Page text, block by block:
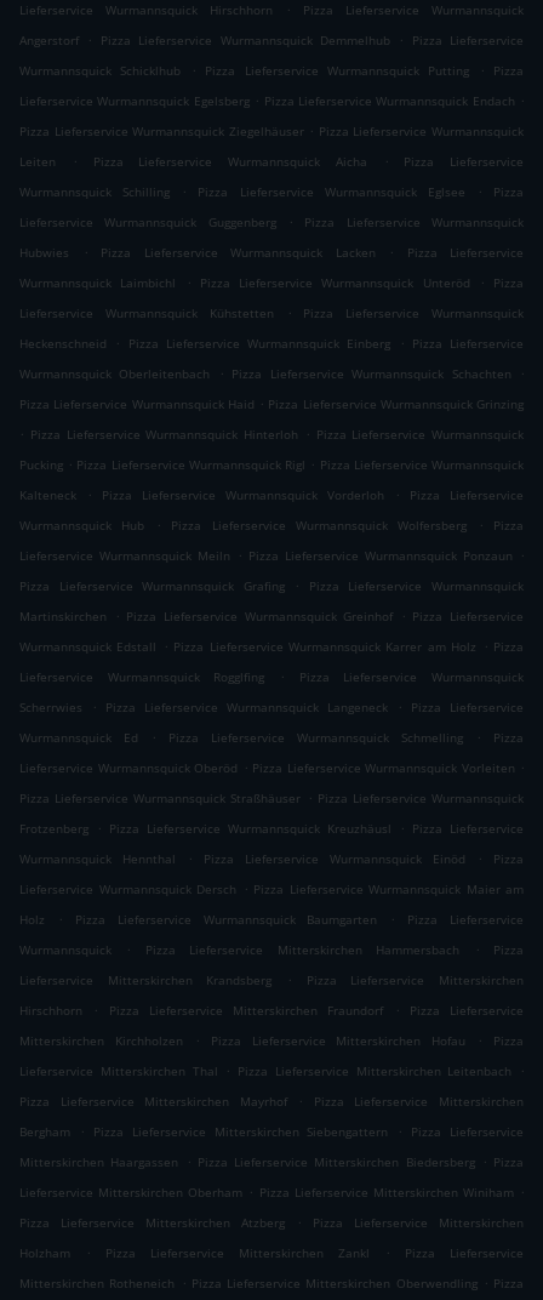
Lieferservice Wurmannsquick Hirschhorn .
Pizza Lieferservice Wurmannsquick
Angerstorf
. Pizza Lieferservice Wurmannsquick Demmelhub .
Pizza Lieferservice
Wurmannsquick Schicklhub
. Pizza Lieferservice Wurmannsquick Putting .
Pizza
Lieferservice Wurmannsquick Egelsberg . Pizza Lieferservice Wurmannsquick Endach .
Pizza Lieferservice Wurmannsquick Ziegelhäuser . Pizza Lieferservice Wurmannsquick
Leiten
. Pizza Lieferservice Wurmannsquick Aicha .
Pizza Lieferservice
Wurmannsquick Schilling
. Pizza Lieferservice Wurmannsquick Eglsee .
Pizza
Lieferservice Wurmannsquick Guggenberg
.
Pizza Lieferservice Wurmannsquick
Hubwies
. Pizza Lieferservice Wurmannsquick Lacken .
Pizza Lieferservice
Wurmannsquick Laimbichl
. Pizza Lieferservice Wurmannsquick Unteröd .
Pizza
Lieferservice Wurmannsquick Kühstetten
.
Pizza Lieferservice Wurmannsquick
Heckenschneid
. Pizza Lieferservice Wurmannsquick Einberg . Pizza Lieferservice
Wurmannsquick Oberleitenbach
. Pizza Lieferservice Wurmannsquick Schachten
.
Pizza Lieferservice Wurmannsquick Haid . Pizza Lieferservice Wurmannsquick Grinzing
. Pizza Lieferservice Wurmannsquick Hinterloh . Pizza Lieferservice Wurmannsquick
Pucking . Pizza Lieferservice Wurmannsquick Rigl . Pizza Lieferservice Wurmannsquick
Kalteneck
. Pizza Lieferservice Wurmannsquick Vorderloh .
Pizza Lieferservice
Wurmannsquick Hub
. Pizza Lieferservice Wurmannsquick Wolfersberg .
Pizza
Lieferservice Wurmannsquick Meiln
. Pizza Lieferservice Wurmannsquick Ponzaun
.
Pizza Lieferservice Wurmannsquick Grafing
.
Pizza Lieferservice Wurmannsquick
Martinskirchen
. Pizza Lieferservice Wurmannsquick Greinhof . Pizza Lieferservice
Wurmannsquick Edstall
. Pizza Lieferservice Wurmannsquick Karrer am Holz . Pizza
Lieferservice Wurmannsquick Rogglfing
.
Pizza Lieferservice Wurmannsquick
Scherrwies
. Pizza Lieferservice Wurmannsquick Langeneck .
Pizza Lieferservice
Wurmannsquick Ed
. Pizza Lieferservice Wurmannsquick Schmelling .
Pizza
Lieferservice Wurmannsquick Oberöd . Pizza Lieferservice Wurmannsquick Vorleiten .
Pizza Lieferservice Wurmannsquick Straßhäuser . Pizza Lieferservice Wurmannsquick
Frotzenberg
. Pizza Lieferservice Wurmannsquick Kreuzhäusl . Pizza Lieferservice
Wurmannsquick Hennthal
. Pizza Lieferservice Wurmannsquick Einöd .
Pizza
Lieferservice Wurmannsquick Dersch
. Pizza Lieferservice Wurmannsquick Maier am
Holz
. Pizza Lieferservice Wurmannsquick Baumgarten .
Pizza Lieferservice
Wurmannsquick
. Pizza Lieferservice Mitterskirchen Hammersbach .
Pizza
Lieferservice Mitterskirchen Krandsberg
.
Pizza Lieferservice Mitterskirchen
Hirschhorn
. Pizza Lieferservice Mitterskirchen Fraundorf .
Pizza Lieferservice
Mitterskirchen Kirchholzen
. Pizza Lieferservice Mitterskirchen Hofau .
Pizza
Lieferservice Mitterskirchen Thal
. Pizza Lieferservice Mitterskirchen Leitenbach
.
Pizza Lieferservice Mitterskirchen Mayrhof
.
Pizza Lieferservice Mitterskirchen
Bergham
. Pizza Lieferservice Mitterskirchen Siebengattern .
Pizza Lieferservice
Mitterskirchen Haargassen
. Pizza Lieferservice Mitterskirchen Biedersberg . Pizza
Lieferservice Mitterskirchen Oberham . Pizza Lieferservice Mitterskirchen Winiham .
Pizza Lieferservice Mitterskirchen Atzberg
.
Pizza Lieferservice Mitterskirchen
Holzham
. Pizza Lieferservice Mitterskirchen Zankl .
Pizza Lieferservice
Mitterskirchen Rotheneich
. Pizza Lieferservice Mitterskirchen Oberwendling . Pizza